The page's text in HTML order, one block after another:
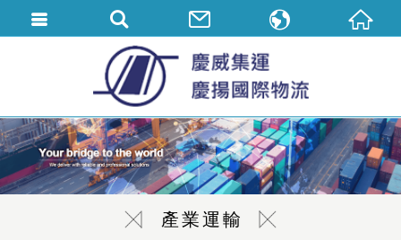
產業運輸
繁體中文
English
简体中文